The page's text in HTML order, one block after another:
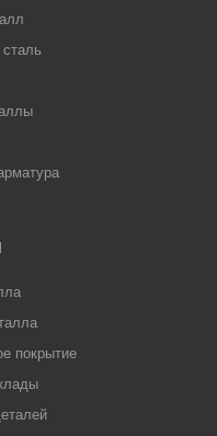
покрытие